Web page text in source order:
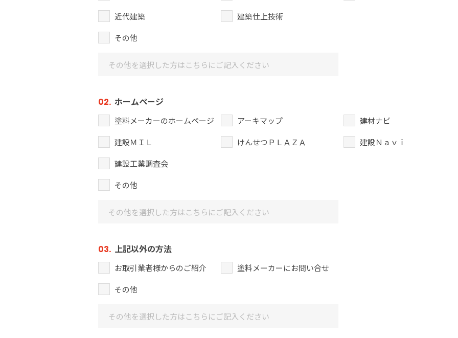
近代建築
建築仕上技術
その他
02. ホームページ
塗料メーカーのホームページ アーキマップ 建材ナビ
建設ＭＩＬ
けんせつＰＬＡＺＡ 建設Ｎａｖｉ
建設工業調査会
その他
03. 上記以外の方法
お取引業者様からのご紹介
塗料メーカーにお問い合せ
その他